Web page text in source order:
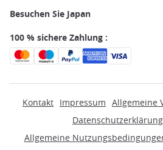
Besuchen Sie Japan
100 % sichere Zahlung :
Kontakt Impressum Allgemeine
Datenschutzerklärung
Allgemeine